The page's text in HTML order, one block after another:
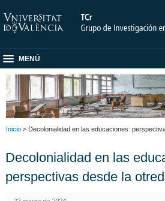
MENÚ
Inicio > Decolonialidad en las educaciones:
Decolonialidad en las
perspectivas desde la